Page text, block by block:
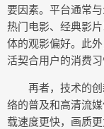
要因素。平台通常
热门电影、经典影
体的观影偏好。此
活契合用户的消费
再者，技术的
络的普及和高清流
载速度更快，画质